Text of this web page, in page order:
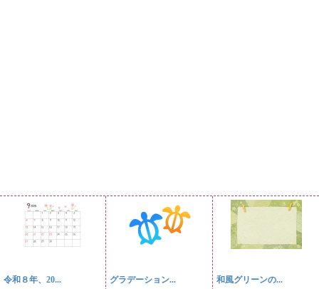
令和８年、20... グラデーション... 和風グリーンの...